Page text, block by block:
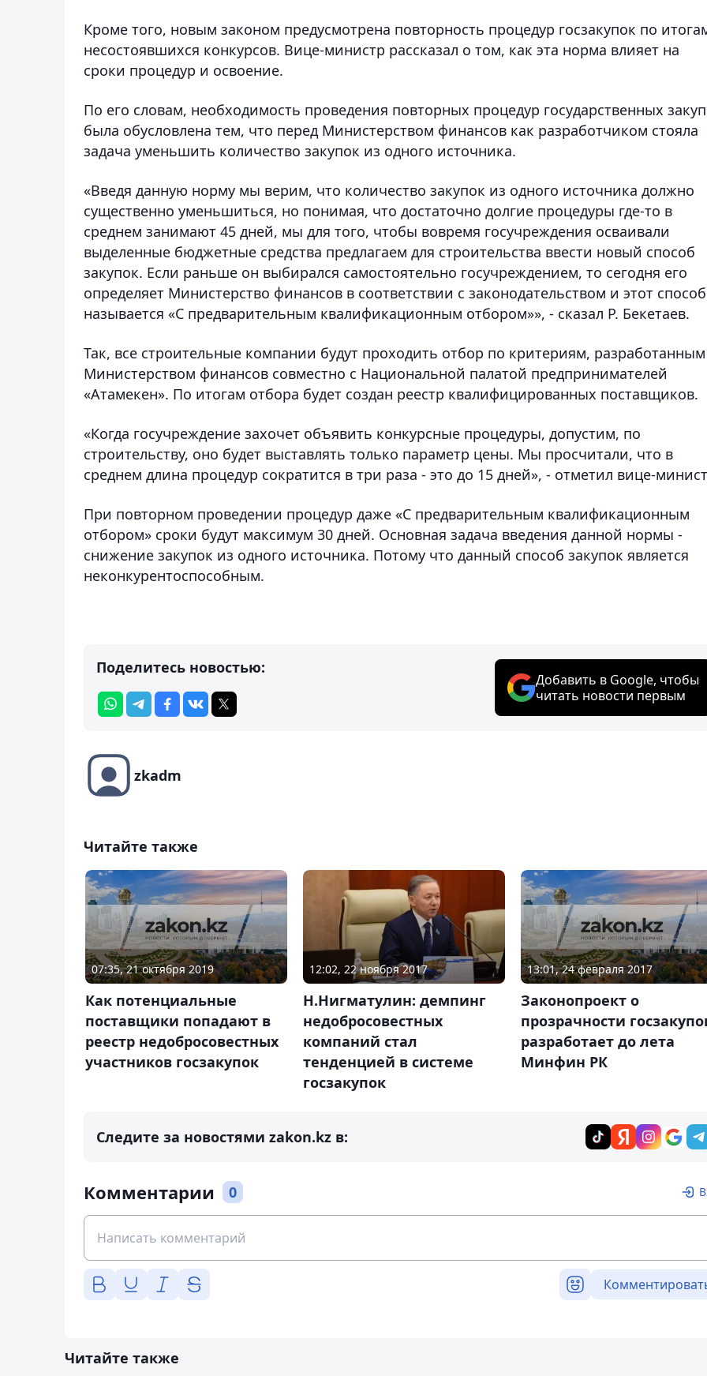
Кроме того, новым законом предусмотрена повторность процедур госзакупок по
несостоявшихся конкурсов. Вице-министр рассказал о том, как эта норма влияет на
сроки процедур и освоение.
По его словам, необходимость проведения повторных процедур государственных
была обусловлена тем, что перед Министерством финансов как разработчиком стояла
задача уменьшить количество закупок из одного источника.
«Введя данную норму мы верим, что количество закупок из одного источника должно
существенно уменьшиться, но понимая, что достаточно долгие процедуры где-то в
среднем занимают 45 дней, мы для того, чтобы вовремя госучреждения осваивали
выделенные бюджетные средства предлагаем для строительства ввести новый способ
закупок. Если раньше он выбирался самостоятельно госучреждением, то сегодня его
определяет Министерство финансов в соответствии с законодательством и этот способ
называется «С предварительным квалификационным отбором»», - сказал Р. Бекетаев.
Так, все строительные компании будут проходить отбор по критериям, разработанным
Министерством финансов совместно с Национальной палатой предпринимателей
«Атамекен». По итогам отбора будет создан реестр квалифицированных поставщиков.
«Когда госучреждение захочет объявить конкурсные процедуры, допустим, по
строительству, оно будет выставлять только параметр цены. Мы просчитали, что в
среднем длина процедур сократится в три раза - это до 15 дней», - отметил вице-
При повторном проведении процедур даже «С предварительным квалификационным
отбором» сроки будут максимум 30 дней. Основная задача введения данной нормы -
снижение закупок из одного источника. Потому что данный способ закупок является
неконкурентоспособным.
Поделитесь новостью:
Добавить в Google, чтобы
читать новости первым
zkadm
Читайте также
07:35, 21 октября 2019
Как потенциальные
поставщики попадают в
реестр недобросовестных
участников госзакупок
12:02, 22 ноября 2017
Н.Нигматулин: демпинг
недобросовестных
компаний стал
тенденцией в системе
госзакупок
13:01, 24 февраля 2017
Законопроект о
прозрачности
разработает до лета
Минфин РК
Следите за новостями zakon.kz в:
Комментарии 0
Читайте также